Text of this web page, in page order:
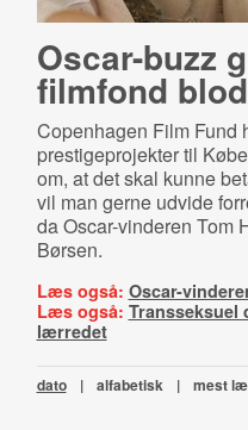
Oscar-buzz
filmfond
Copenhagen Film Fund
prestigeprojekter til
om, at det skal kunne
vil man gerne udvide
da Oscar-vinderen Tom
Børsen.
Læs også: Oscar-
Læs også: Transseksuel
lærredet
dato | alfabetisk | mest